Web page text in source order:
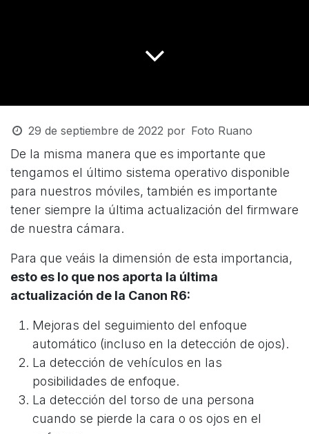
29 de septiembre de 2022 por Foto Ruano
De la misma manera que es importante que
tengamos el último sistema operativo disponible
para nuestros móviles, también es importante
tener siempre la última actualización del firmware
de nuestra cámara.
Para que veáis la dimensión de esta importancia,
esto es lo que nos aporta la última
actualización de la Canon R6:
Mejoras del seguimiento del enfoque
automático (incluso en la detección de ojos).
La detección de vehículos en las
posibilidades de enfoque.
La detección del torso de una persona
cuando se pierde la cara o os ojos en el